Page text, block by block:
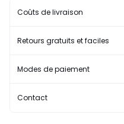
Coûts de livraison
Retours gratuits et faciles
Modes de paiement
Contact